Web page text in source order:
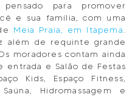
para promover
e sua família, com uma
Meia Praia, em Itapema.
além de requinte grande
moradores contam ainda
entrada e Salão de Festas
Kids, Espaço Fitness,
Hidromassagem e